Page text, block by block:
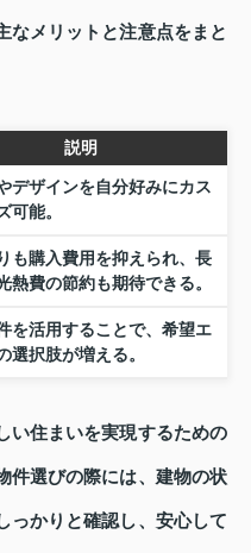
なメリットと注意点をまと
説明
デザインを自分好みにカス
可能。
も購入費用を抑えられ、長
熱費の節約も期待できる。
を活用することで、希望エ
選択肢が増える。
い住まいを実現するための
件選びの際には、建物の状
っかりと確認し、安心して